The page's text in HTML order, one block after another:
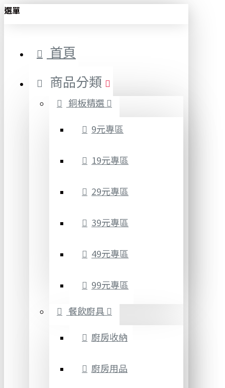
選單
首頁
商品分類
銅板精選
9元專區
19元專區
29元專區
39元專區
49元專區
99元專區
餐飲廚具
廚房收納
廚房用品